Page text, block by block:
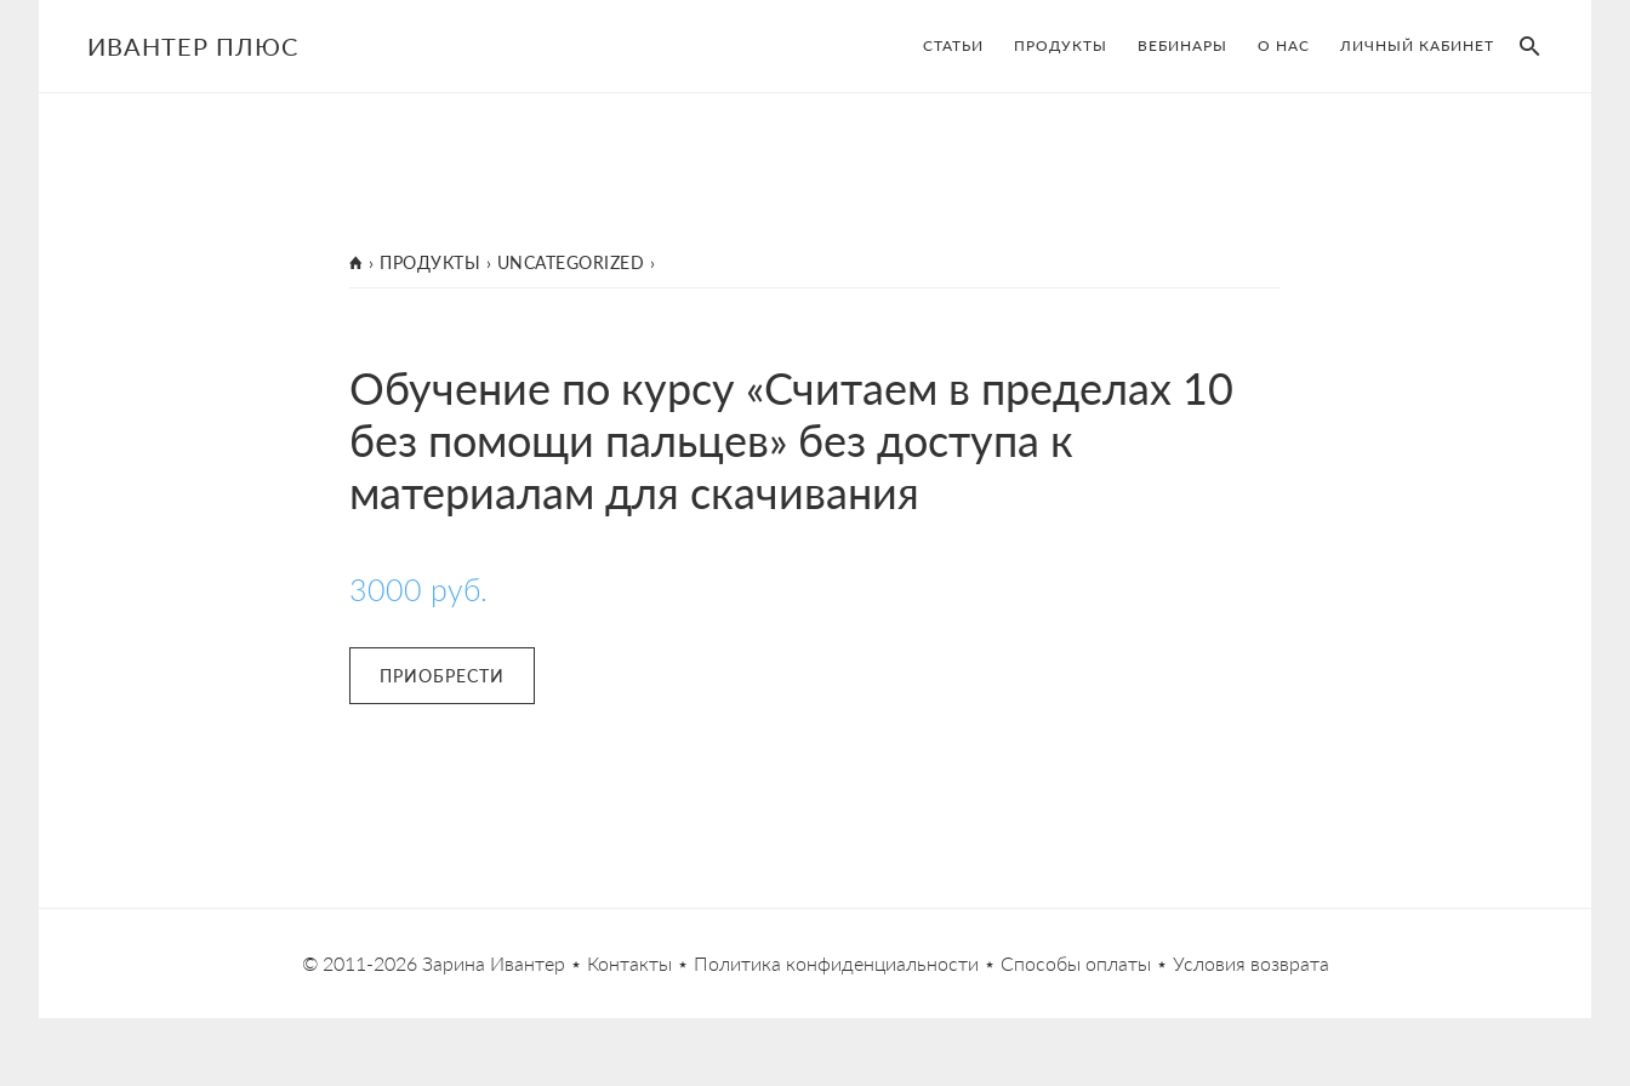
ИВАНТЕР ПЛЮС СТАТЬИ ПРОДУКТЫ ВЕБИНАРЫ О НАС ЛИЧНЫЙ КАБИНЕТ
ГЛАВНАЯ
› ПРОДУКТЫ › UNCATEGORIZED ›
Обучение по курсу «Считаем в пределах 10
без помощи пальцев» без доступа к
материалам для скачивания
3000 руб.
ПРИОБРЕСТИ
© 2011-2026Зарина Ивантер ⋆ Контакты ⋆ Политика конфиденциальности ⋆ Способы оплаты ⋆ Условия возврата